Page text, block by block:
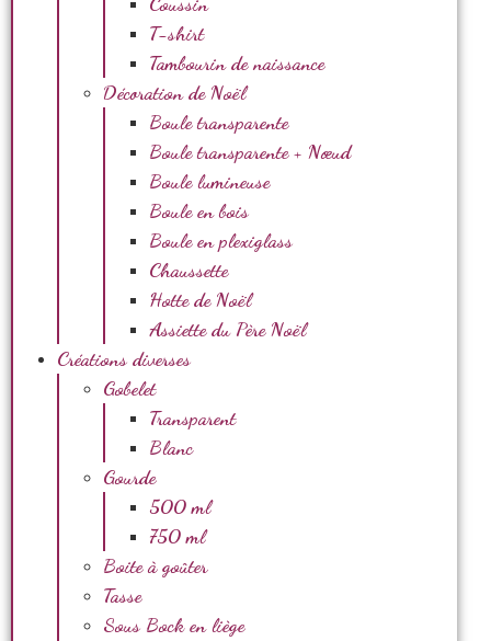
T-shirt
Tambourin de naissance
Décoration de Noël
Boule transparente
Boule transparente + Nœud
Boule lumineuse
Boule en bois
Boule en plexiglass
Chaussette
Hotte de Noël
Assiette du Père Noël
Créations diverses
Gobelet
Transparent
Blanc
Gourde
500 ml
750 ml
Boite à goûter
Tasse
Sous Bock en liège